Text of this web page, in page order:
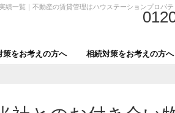
績一覧｜不動産の賃貸管理はハウステーションプロパ
策をお考えの方へ 相続対策をお考えの方へ